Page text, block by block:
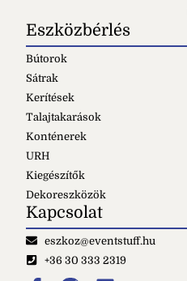
Eszközbérlés
Bútorok
Sátrak
Kerítések
Talajtakarások
Konténerek
URH
Kiegészítők
Dekoreszközök
Kapcsolat
eszkoz@eventstuff.hu
+36 30 333 2319